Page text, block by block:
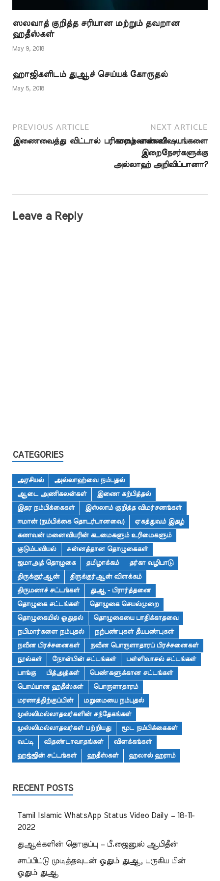
ஸலவாத் குறித்த சரியான மற்றும் தவறான
ஹதீஸ்கள்
May 9, 2018
ஹாஜிகளிடம் துஆச் செய்யக் கோருதல்
May 5, 2018
PREVIOUS ARTICLE
இணைவைத்து விட்டால் பரிகாரம் என்ன?
NEXT ARTICLE
மறைவான விஷயங்களை
இறைநேசர்களுக்கு
அல்லாஹ் அறிவிப்பானா?
Leave a Reply
CATEGORIES
அரசியல்
அல்லாஹ்வை நம்புதல்
ஆடை அணிகலன்கள்
இணை கற்பித்தல்
இதர நம்பிக்கைகள்
இஸ்லாம் குறித்த விமர்சனங்கள்
ஈமான் (நம்பிக்கை தொடர்பானவை)
ஏகத்துவம் இதழ்
கணவன் மனைவியரின் கடமைகளும் உரிமைகளும்
குடும்பவியல்
சுன்னத்தான தொழுகைகள்
ஜமாஅத் தொழுகை
தமிழாக்கம்
தர்கா வழிபாடு
திருக்குர்ஆன்
திருக்குர்ஆன் விளக்கம்
திருமணச் சட்டங்கள்
துஆ - பிரார்த்தனை
தொழுகை சட்டங்கள்
தொழுகை செயல்முறை
தொழுகையில் ஓதுதல்
தொழுகையை பாதிக்காதவை
நபிமார்களை நம்புதல்
நற்பண்புகள் தீயபண்புகள்
நவீன பிரச்சனைகள்
நவீன பொருளாதாரப் பிரச்சனைகள்
நூல்கள்
நோன்பின் சட்டங்கள்
பள்ளிவாசல் சட்டங்கள்
பாங்கு
பித்அத்கள்
பெண்களுக்கான சட்டங்கள்
பொய்யான ஹதீஸ்கள்
பொருளாதாரம்
மரணத்திற்குப்பின்
மறுமையை நம்புதல்
முஸ்லிமல்லாதவர்களின் சந்தேகங்கள்
முஸ்லிமல்லாதவர்கள் பற்றியது
மூட நம்பிக்கைகள்
வட்டி
விதண்டாவாதங்கள்
விளக்கங்கள்
ஹஜ்ஜின் சட்டங்கள்
ஹதீஸ்கள் ஹலால் ஹராம்
RECENT POSTS
Tamil Islamic WhatsApp Status Video Daily – 18-11-
2022
துஆக்களின் தொகுப்பு – பீ.ஜைனுல் ஆபிதீன்
சாப்பிட்டு முடித்தவுடன் ஓதும் துஆ, பருகிய பின்
ஓதும் துஆ